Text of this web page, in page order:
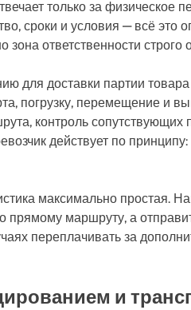
только за физическое
сроки и условия — всё это
ответственности строго
для доставки партии товара
погрузку, перемещение и
контроль сопутствующих
действует по
максимально простая.
прямому маршруту, а
переплачивать за
и